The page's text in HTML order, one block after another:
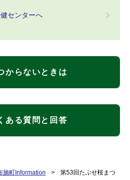
施町Information >
第53回たぶせ桜まつ
センターへ
からないときは
ある質問と回答